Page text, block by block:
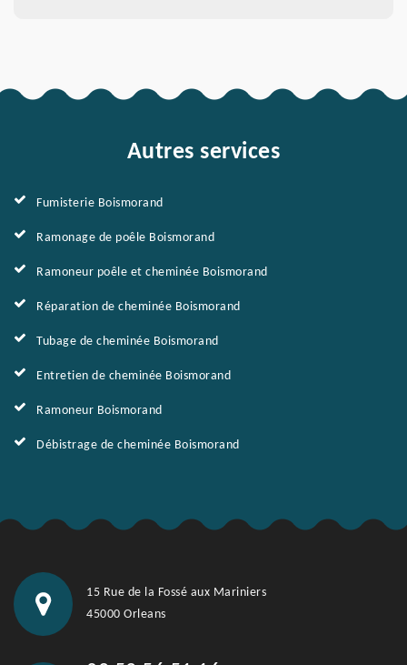
Autres services
Fumisterie Boismorand
Ramonage de poêle Boismorand
Ramoneur poêle et cheminée Boismorand
Réparation de cheminée Boismorand
Tubage de cheminée Boismorand
Entretien de cheminée Boismorand
Ramoneur Boismorand
Débistrage de cheminée Boismorand
15 Rue de la Fossé aux Mariniers
45000 Orleans